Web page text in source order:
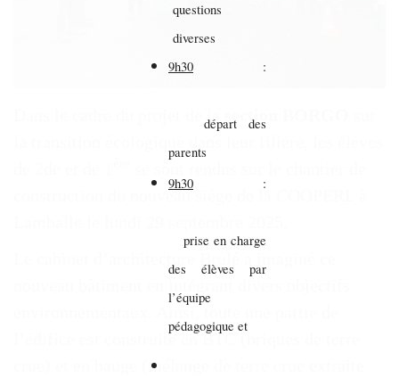
questions
diverses
9h30 :
départ des
parents
9h30 :
prise en charge
des élèves par
l’équipe
pédagogique et
Dans le cadre du projet de la section BORGO
construction du nouveau siège de la COOPERL à
environnementaux. Ainsi, toute une partie de
l’édifice est construite en BTC (briques de terre
crue) et en bauge (mélange de terre crue extraite